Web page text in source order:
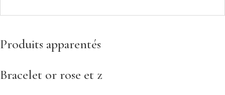
Produits apparentés
Bracelet or rose et z